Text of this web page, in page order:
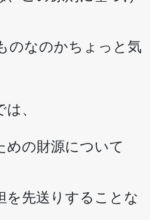
のなのかちょっと気
、
めの財源について
先送りすることな